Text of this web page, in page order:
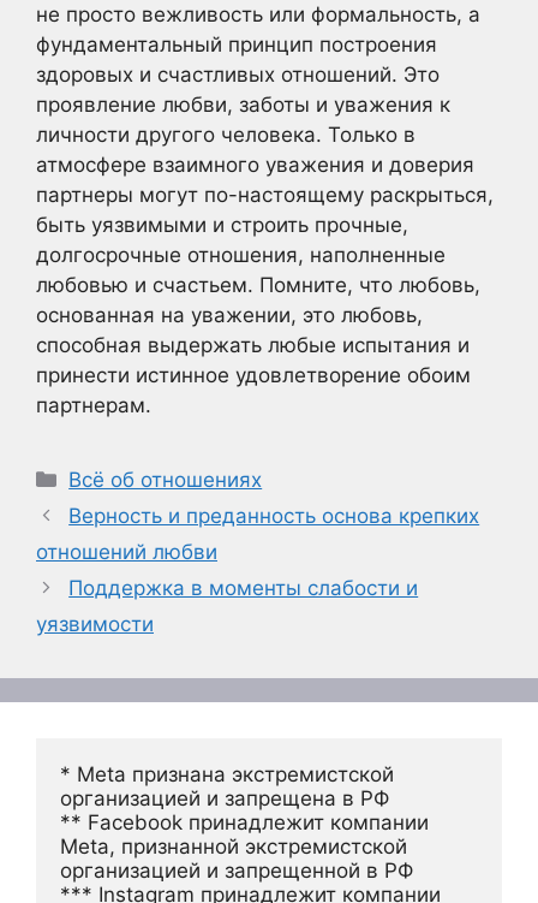
не просто вежливость или формальность, а
фундаментальный принцип построения
здоровых и счастливых отношений. Это
проявление любви, заботы и уважения к
личности другого человека. Только в
атмосфере взаимного уважения и доверия
партнеры могут по-настоящему раскрыться,
быть уязвимыми и строить прочные,
долгосрочные отношения, наполненные
любовью и счастьем. Помните, что любовь,
основанная на уважении, это любовь,
способная выдержать любые испытания и
принести истинное удовлетворение обоим
партнерам.
Рубрики
Всё об отношениях
Верность и преданность основа крепких
отношений любви
Поддержка в моменты слабости и
уязвимости
* Meta признана экстремистской
организацией и запрещена в РФ
** Facebook принадлежит компании
Meta, признанной экстремистской
организацией и запрещенной в РФ
*** Instagram принадлежит компании